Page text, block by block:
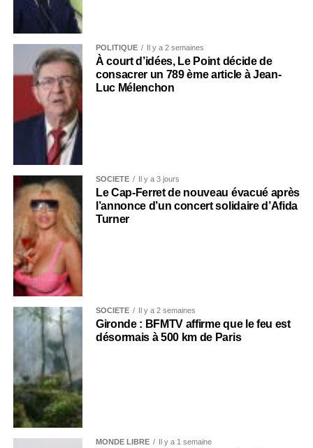
POLITIQUE Il y a 2 semaines
À court d’idées, Le Point décide de
consacrer un 789 ème article à Jean-
Luc Mélenchon
SOCIÉTÉ Il y a 3 jours
Le Cap-Ferret de nouveau évacué après
l’annonce d’un concert solidaire d’Afida
Turner
SOCIÉTÉ Il y a 2 semaines
Gironde : BFMTV affirme que le feu est
désormais à 500 km de Paris
MONDE LIBRE Il y a 1 semaine